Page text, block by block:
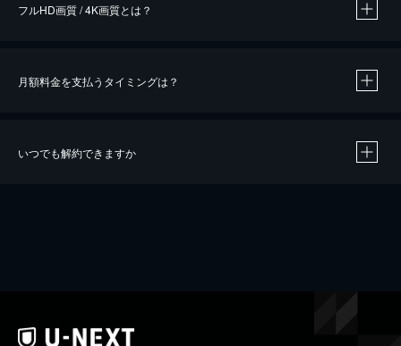
※40％ポイント還元の対象は、クレジットカード決済による作品の購入 / レンタルです。
フルHD画質 / 4K画質とは？
月額料金を支払うタイミングは？
いつでも解約できますか